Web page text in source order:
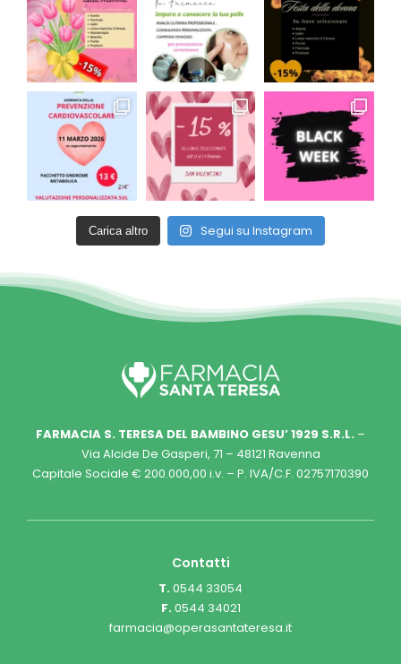
Carica altro Segui su Instagram
FARMACIA S. TERESA DEL BAMBINO GESU’ 1929 S.R.L. –
Via Alcide De Gasperi, 71 – 48121 Ravenna
Capitale Sociale € 200.000,00 i.v. – P. IVA/C.F. 02757170390
Contatti
T. 0544 33054
F. 0544 34021
farmacia@operasantateresa.it